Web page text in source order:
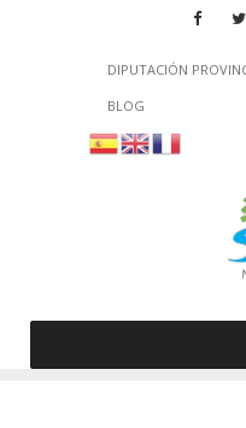
DIPUTACIÓN
BLOG